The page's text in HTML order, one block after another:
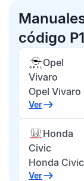
código
Opel
Vivaro
Opel Vivaro
Ver
Honda
Civic
Honda
Ver